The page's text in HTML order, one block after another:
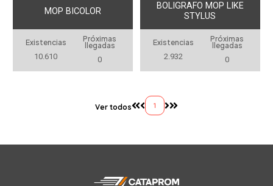
MOP BICOLOR
Existencias
10.610
Próximas
llegadas
0
BOLIGRAFO MOP LIKE
STYLUS
Existencias
2.932
Próximas
llegadas
0
Ver todos 1